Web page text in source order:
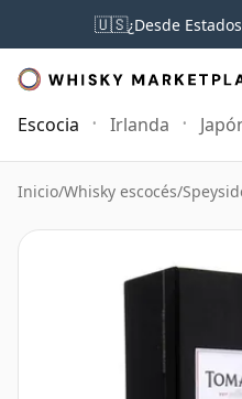
🇺🇸¿Desde
Escocia Irlanda
Inicio/Whisky escocés/